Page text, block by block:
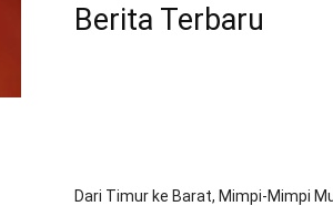
Berita Terbaru
Dari Timur ke Barat, Mimpi-Mimpi